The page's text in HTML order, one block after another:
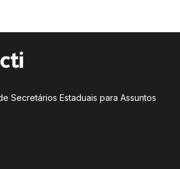
Secretários Estaduais para Assuntos